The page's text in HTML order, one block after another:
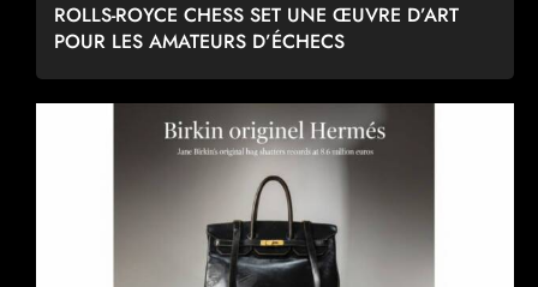
ROLLS-ROYCE CHESS SET UNE ŒUVRE D’ART
POUR LES AMATEURS D’ÉCHECS